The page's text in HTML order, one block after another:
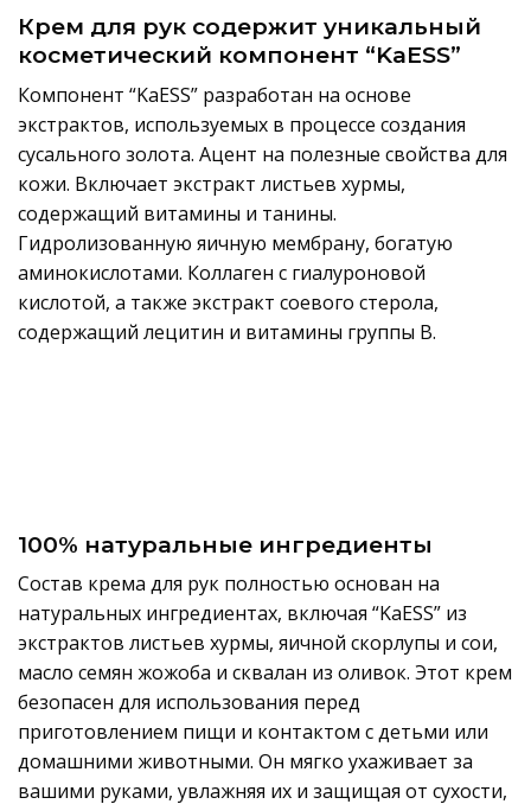
Крем для рук содержит уникальный
косметический компонент “KaESS”
Компонент “KaESS” разработан на основе
экстрактов, используемых в процессе создания
сусального золота. Ацент на полезные свойства для
кожи. Включает экстракт листьев хурмы,
содержащий витамины и танины.
Гидролизованную яичную мембрану, богатую
аминокислотами. Коллаген с гиалуроновой
кислотой, а также экстракт соевого стерола,
содержащий лецитин и витамины группы B.
100% натуральные ингредиенты
Состав крема для рук полностью основан на
натуральных ингредиентах, включая “KaESS” из
экстрактов листьев хурмы, яичной скорлупы и сои,
масло семян жожоба и сквалан из оливок. Этот крем
безопасен для использования перед
приготовлением пищи и контактом с детьми или
домашними животными. Он мягко ухаживает за
вашими руками, увлажняя их и защищая от сухости,